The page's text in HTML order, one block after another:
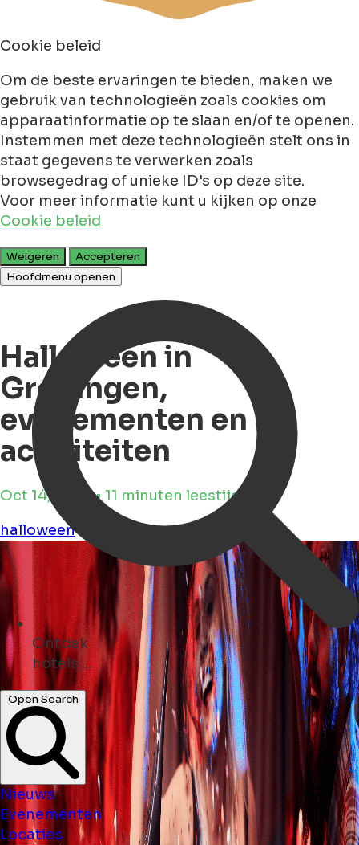
Cookie beleid
Om de beste ervaringen te bieden, maken we
gebruik van technologieën zoals cookies om
apparaatinformatie op te slaan en/of te openen.
Instemmen met deze technologieën stelt ons in
staat gegevens te verwerken zoals
browsegedrag of unieke ID's op deze site.
Voor meer informatie kunt u kijken op onze
Cookie beleid
Weigeren
Accepteren
Hoofdmenu openen
Ontdek
evenementen ...
Open Search
Nieuws
Evenementen
Locaties
Halloween in
Groningen,
evenementen en
activiteiten
Oct 14, 2024 • 11 minuten leestijd
halloween